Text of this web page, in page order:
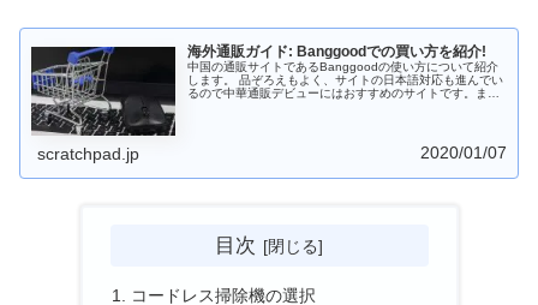
海外通販ガイド: Banggoodでの買い方を紹介!
中国の通販サイトであるBanggoodの使い方について紹介
します。 品ぞろえもよく、サイトの日本語対応も進んでい
るので中華通販デビューにはおすすめのサイトです。また
scratchpad.jp 2020/01/07
目次
コードレス掃除機の選択